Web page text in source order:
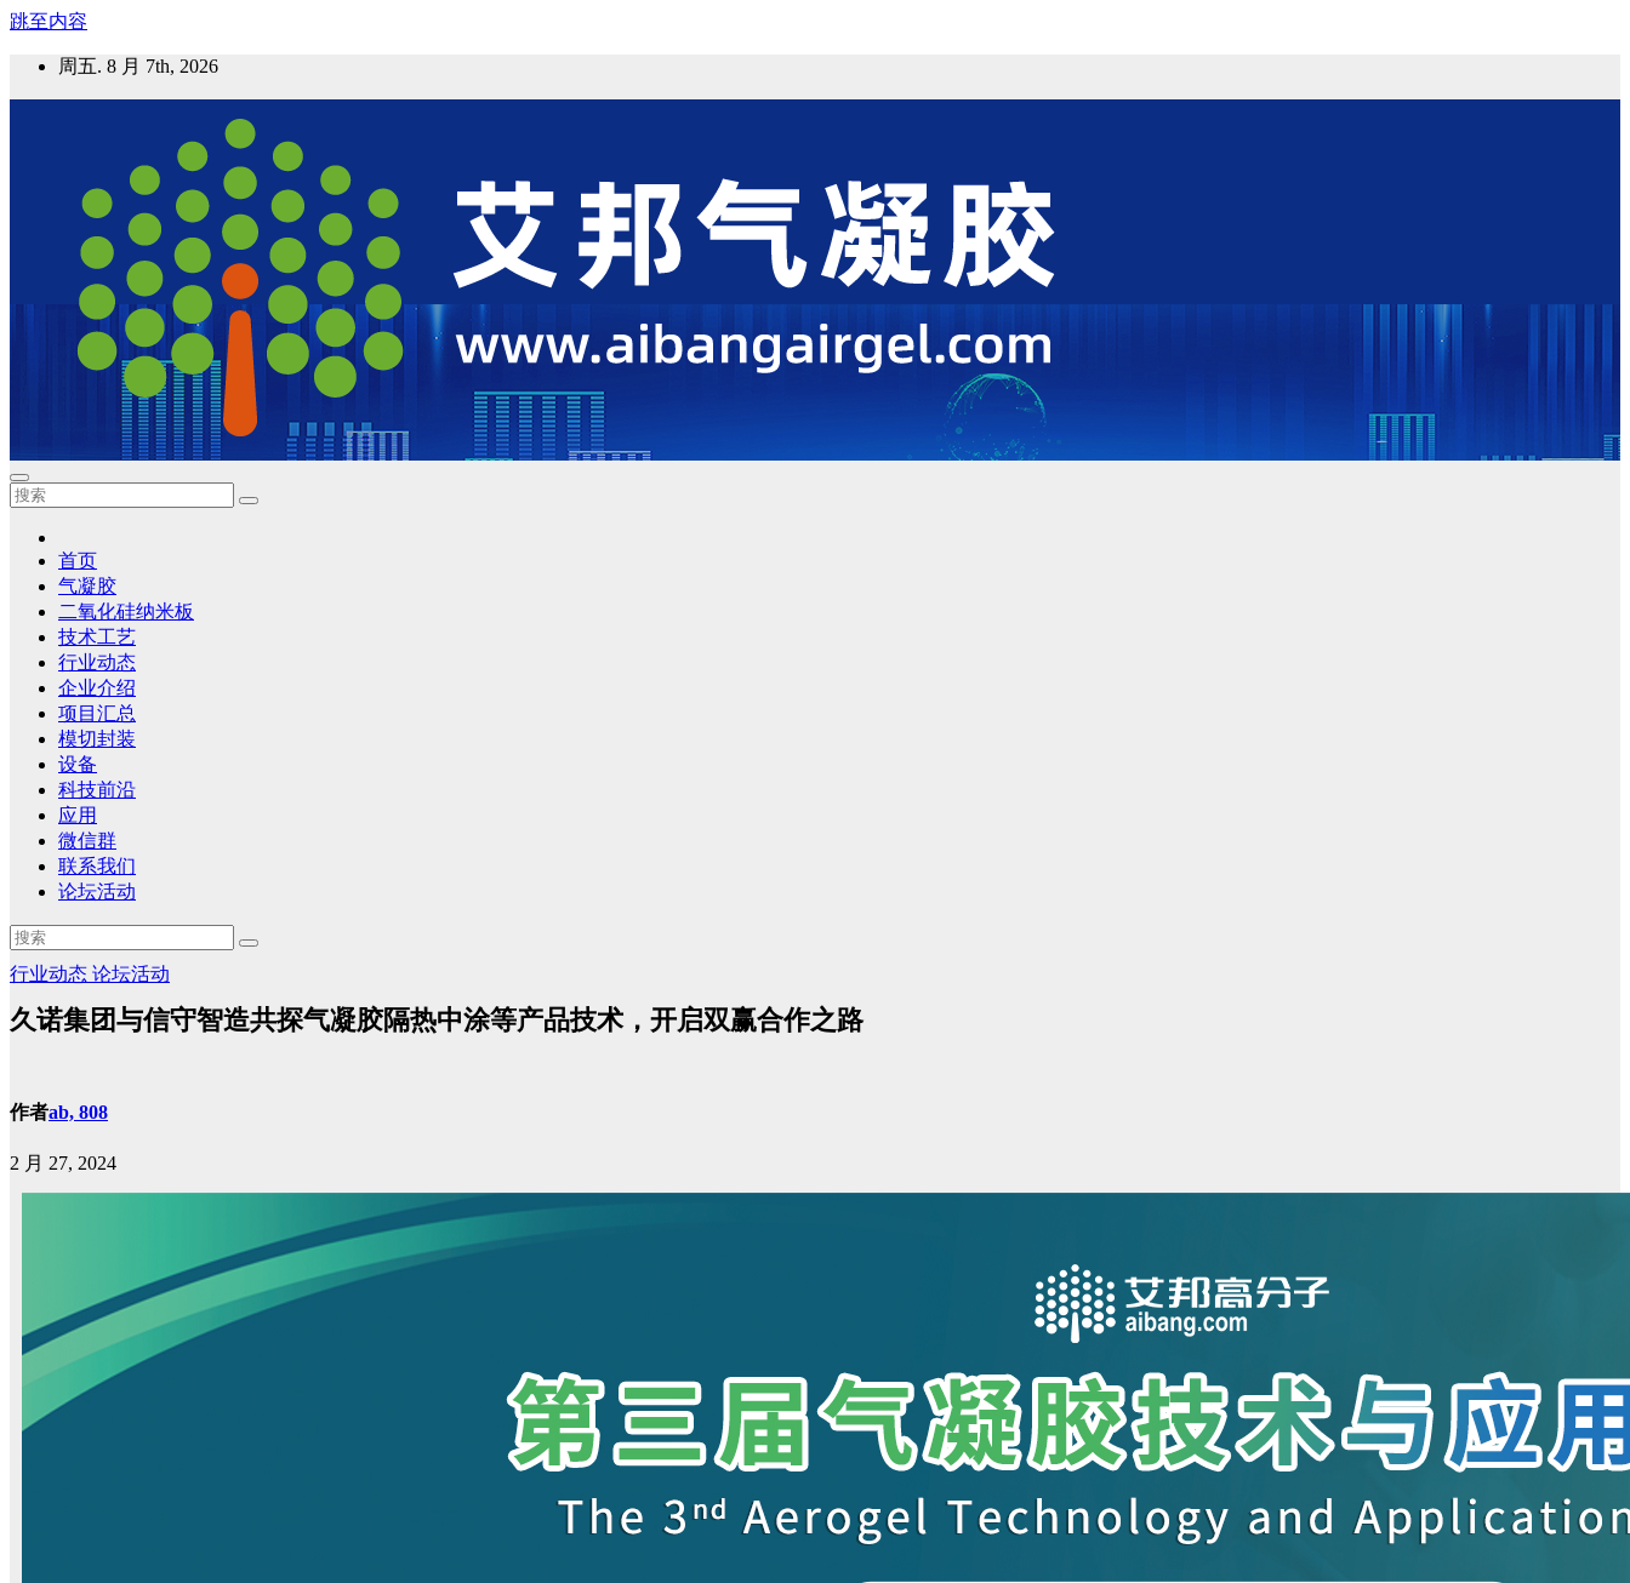
跳至内容
周五. 8 月 7th, 2026
艾邦气凝胶论坛
气凝胶材料及应用，产业链动态；气凝胶在新能源如锂电、储能等上的应用资讯分享
首页
气凝胶
二氧化硅纳米板
技术工艺
行业动态
企业介绍
项目汇总
模切封装
设备
科技前沿
应用
微信群
联系我们
论坛活动
行业动态 论坛活动
久诺集团与信守智造共探气凝胶隔热中涂等产品技术，开启双赢合作之路
作者ab, 808
2 月 27, 2024